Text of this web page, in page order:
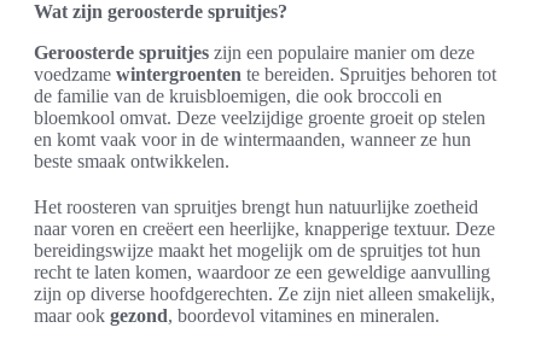
Wat zijn geroosterde spruitjes?
Geroosterde spruitjes zijn een populaire manier om deze
voedzame wintergroenten te bereiden. Spruitjes behoren tot
de familie van de kruisbloemigen, die ook broccoli en
bloemkool omvat. Deze veelzijdige groente groeit op stelen
en komt vaak voor in de wintermaanden, wanneer ze hun
beste smaak ontwikkelen.
Het roosteren van spruitjes brengt hun natuurlijke zoetheid
naar voren en creëert een heerlijke, knapperige textuur. Deze
bereidingswijze maakt het mogelijk om de spruitjes tot hun
recht te laten komen, waardoor ze een geweldige aanvulling
zijn op diverse hoofdgerechten. Ze zijn niet alleen smakelijk,
maar ook gezond, boordevol vitamines en mineralen.